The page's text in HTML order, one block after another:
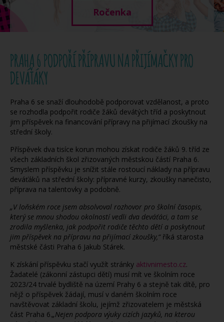
Ročenka
PRAHA 6 PODPOŘÍ PŘÍPRAVU NA PŘIJÍMAČKY PRO
DEVÁŤÁKY
Praha 6 se snaží dlouhodobě podporovat vzdělanost, a proto
se rozhodla podpořit rodiče žáků devátých tříd a poskytnout
jim příspěvek na financování přípravy na přijímací zkoušky na
střední školy.
Příspěvek dva tisíce korun mohou získat rodiče žáků 9. tříd ze
všech základních škol zřizovaných městskou částí Praha 6.
Smyslem příspěvku je snížit stále rostoucí náklady na přípravu
deváťáků na střední školy: přípravné kurzy, zkoušky nanečisto,
příprava na talentovky a podobně.
„V loňském roce jsem absolvoval rozhovor pro školní časopis,
který se mnou shodou okolností vedli dva deváťáci, a tam se
zrodila myšlenka, jak podpořit rodiče těchto dětí a poskytnout
jim příspěvek na přípravu na přijímací zkoušky,“ říká starosta
městské části Praha 6 Jakub Stárek.
K získání příspěvku stačí využít stránky aktivnimesto.cz.
Žadatelé (zákonní zástupci dětí) musí mít ve školním roce
2023/24 trvalé bydliště na území Prahy 6 a stejně tak dítě, pro
nějž o příspěvek žádají, musí v daném školním roce
navštěvovat základní školu, jejímž zřizovatelem je městská
část Praha 6.„Nejen podpora výuky cizích jazyků, na kterou